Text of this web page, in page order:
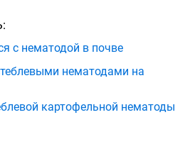
с нематодой в почве
нематодами на
картофельной нематоды